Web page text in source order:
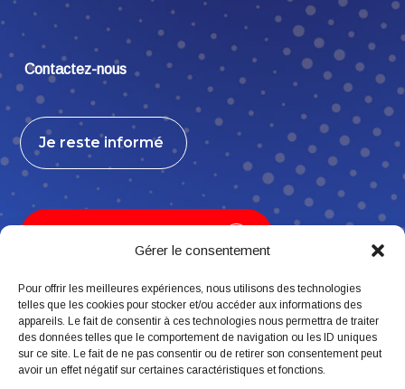
Gérer le consentement
Pour offrir les meilleures expériences, nous utilisons des technologies
telles que les cookies pour stocker et/ou accéder aux informations des
appareils. Le fait de consentir à ces technologies nous permettra de traiter
des données telles que le comportement de navigation ou les ID uniques
sur ce site. Le fait de ne pas consentir ou de retirer son consentement peut
avoir un effet négatif sur certaines caractéristiques et fonctions.
Contactez-nous
Je reste informé
Suivez-nous